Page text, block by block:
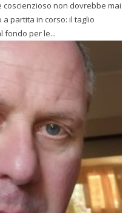
coscienzioso non dovrebbe mai
partita in corso: il taglio
fondo per le...